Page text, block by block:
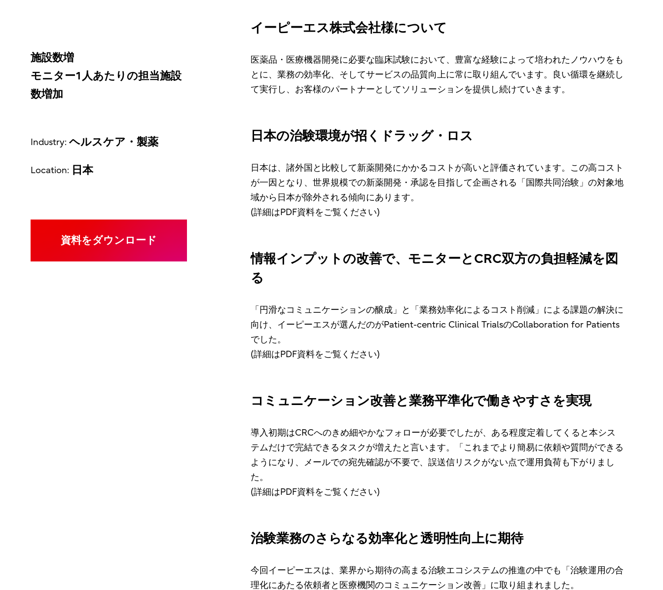
施設数増
モニター1人あたりの担当施設
数増加
Industry: ヘルスケア・製薬
Location: 日本
資料をダウンロード
イーピーエス株式会社様について
医薬品・医療機器開発に必要な臨床試験において、豊富な経験によって培われたノウハウをも
とに、業務の効率化、そしてサービスの品質向上に常に取り組んでいます。良い循環を継続し
て実行し、お客様のパートナーとしてソリューションを提供し続けていきます。
日本の治験環境が招くドラッグ・ロス
日本は、諸外国と比較して新薬開発にかかるコストが高いと評価されています。この高コスト
が一因となり、世界規模での新薬開発・承認を目指して企画される「国際共同治験」の対象地
域から日本が除外される傾向にあります。
(詳細はPDF資料をご覧ください)
情報インプットの改善で、モニターとCRC双方の負担軽減を図
る
「円滑なコミュニケーションの醸成」と「業務効率化によるコスト削減」による課題の解決に
向け、イーピーエスが選んだのがPatient-centric Clinical TrialsのCollaboration for Patients
でした。
(詳細はPDF資料をご覧ください)
コミュニケーション改善と業務平準化で働きやすさを実現
導入初期はCRCへのきめ細やかなフォローが必要でしたが、ある程度定着してくると本シス
テムだけで完結できるタスクが増えたと言います。「これまでより簡易に依頼や質問ができる
ようになり、メールでの宛先確認が不要で、誤送信リスクがない点で運用負荷も下がりまし
た。
(詳細はPDF資料をご覧ください)
治験業務のさらなる効率化と透明性向上に期待
今回イーピーエスは、業界から期待の高まる治験エコシステムの推進の中でも「治験運用の合
理化にあたる依頼者と医療機関のコミュニケーション改善」に取り組まれました。